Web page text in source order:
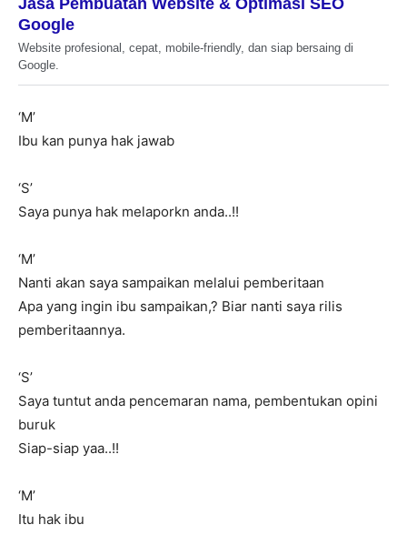
Jasa Pembuatan Website & Optimasi SEO
Google
Website profesional, cepat, mobile-friendly, dan siap bersaing di
Google.
‘M’
Ibu kan punya hak jawab
‘S’
Saya punya hak melaporkn anda..!!
‘M’
Nanti akan saya sampaikan melalui pemberitaan
Apa yang ingin ibu sampaikan,? Biar nanti saya rilis
pemberitaannya.
‘S’
Saya tuntut anda pencemaran nama, pembentukan opini
buruk
Siap-siap yaa..!!
‘M’
Itu hak ibu